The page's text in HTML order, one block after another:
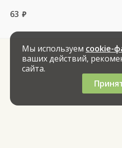
63 руб.
Мы используем cookie-
ваших действий,
сайта.